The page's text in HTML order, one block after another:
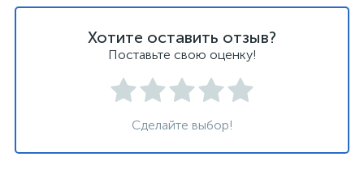
Хотите оставить отзыв?
Поставьте свою оценку!
Сделайте выбор!